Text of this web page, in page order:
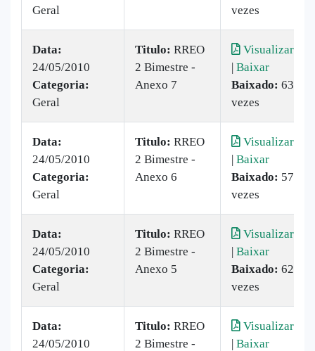
Geral
vezes
Data:
24/05/2010
Categoria:
Geral
Titulo: RREO
2 Bimestre -
Anexo 7
Visualizar
| Baixar
Baixado: 63
vezes
Data:
24/05/2010
Categoria:
Geral
Titulo: RREO
2 Bimestre -
Anexo 6
Visualizar
| Baixar
Baixado: 57
vezes
Data:
24/05/2010
Categoria:
Geral
Titulo: RREO
2 Bimestre -
Anexo 5
Visualizar
| Baixar
Baixado: 62
vezes
Data:
24/05/2010
Titulo: RREO
2 Bimestre -
Visualizar
| Baixar